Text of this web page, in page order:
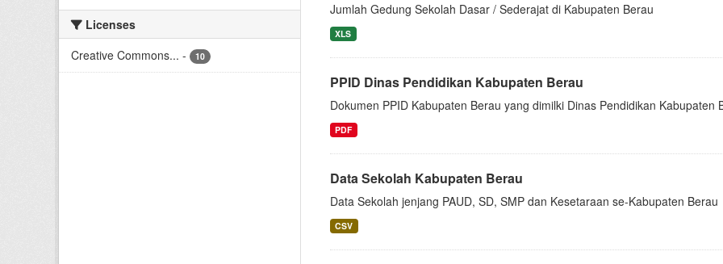
Licenses
Creative Commons... - 10
Jumlah Gedung Sekolah Dasar / Sederajat di Kabupaten Berau
XLS
PPID Dinas Pendidikan Kabupaten Berau
Dokumen PPID Kabupaten Berau yang dimilki Dinas Pendidikan Kabupaten
PDF
Data Sekolah Kabupaten Berau
Data Sekolah jenjang PAUD, SD, SMP dan Kesetaraan se-Kabupaten Berau
CSV